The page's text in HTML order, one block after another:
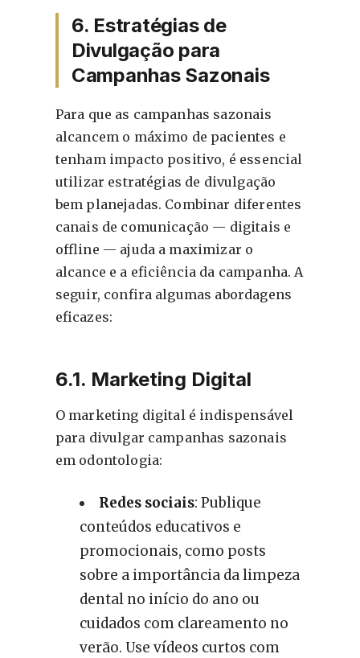
6. Estratégias de
Divulgação para
Campanhas Sazonais
Para que as campanhas sazonais
alcancem o máximo de pacientes e
tenham impacto positivo, é essencial
utilizar estratégias de divulgação
bem planejadas. Combinar diferentes
canais de comunicação — digitais e
offline — ajuda a maximizar o
alcance e a eficiência da campanha. A
seguir, confira algumas abordagens
eficazes:
6.1. Marketing Digital
O marketing digital é indispensável
para divulgar campanhas sazonais
em odontologia:
Redes sociais: Publique
conteúdos educativos e
promocionais, como posts
sobre a importância da limpeza
dental no início do ano ou
cuidados com clareamento no
verão. Use vídeos curtos com